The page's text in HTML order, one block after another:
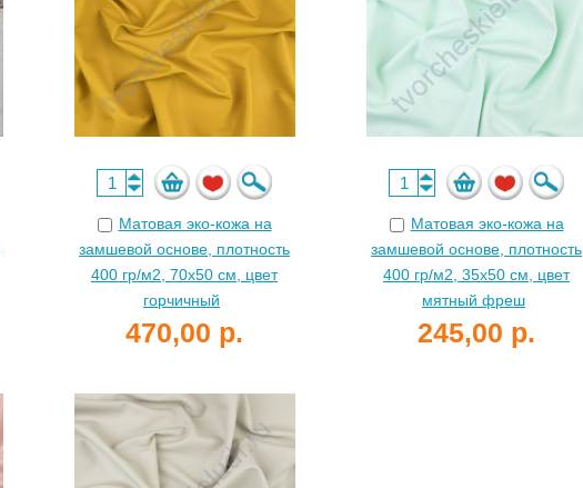
Матовая эко-кожа на
замшевой основе, плотность
400 гр/м2, 70х50 см, цвет
горчичный
470,00 р.
Матовая эко-кожа на
замшевой основе, плотность
400 гр/м2, 35х50 см, цвет
мятный фреш
245,00 р.